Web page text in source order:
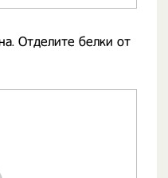
Отделите белки от